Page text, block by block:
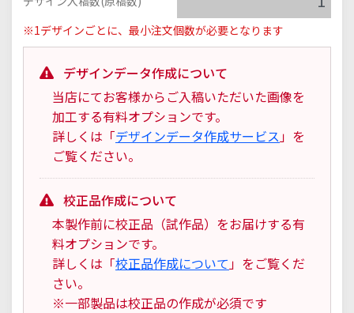
※1デザインごとに、最小注文個数が必要となります
デザインデータ作成について
当店にてお客様からご入稿いただいた画像を
加工する有料オプションです。
詳しくは「デザインデータ作成サービス」を
ご覧ください。
校正品作成について
本製作前に校正品（試作品）をお届けする有
料オプションです。
詳しくは「校正品作成について」をご覧くだ
さい。
※一部製品は校正品の作成が必須です